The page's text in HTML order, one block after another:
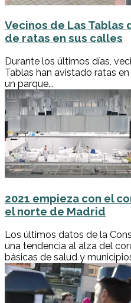
Vecinos de Las
de ratas en sus calles
Durante los últimos días,
Tablas han avistado ratas
un parque...
2021 empieza con el
el norte de Madrid
Los últimos datos de la
una tendencia al alza del
básicas de salud y